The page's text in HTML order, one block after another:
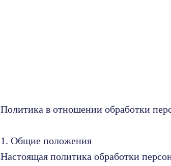
Политика в отношении обработки
1. Общие положения
Настоящая политика обработки